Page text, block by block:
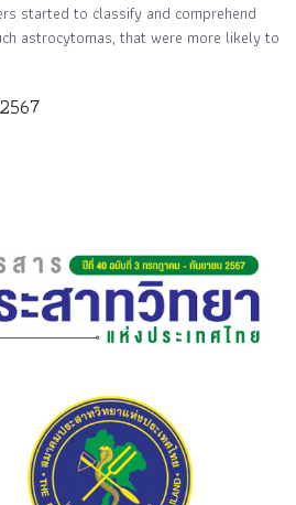
started to classify and comprehend
astrocytomas, that were more likely to